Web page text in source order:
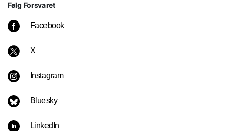
Følg Forsvaret
Facebook
X
Instagram
Bluesky
LinkedIn